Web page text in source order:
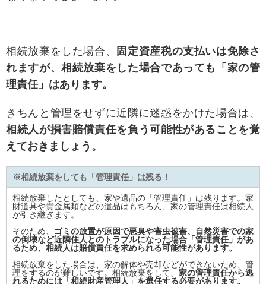
相続放棄をした場合、
固定資産税の支払いは免除さ
れますが、相続放棄をした場合であっても「家の管
理責任」はあります。
きちんと管理をせずに近隣に迷惑をかけた場合は、
相続人が損害賠償責任を負う可能性があることを覚
えておきましょう。
※相続放棄をしても「管理責任」は残る！
相続放棄したとしても、家や遺品の「管理責任」は残ります。家
財道具や貴金属類などの遺品はもちろん、家の管理責任は相続人
が引き継ぎます。
そのため、
ゴミの放置が原因で悪臭や害虫被害、自然災害での家
の倒壊など近隣住人とのトラブルになった場合「管理責任」があ
るため、相続人は賠償責任を求められる可能性があります。
相続放棄をした場合は、家の解体や売却などができないため、管
理をするのが難しいです。相続放棄をして、 家の管理責任から逃
れるためには「相続財産管理人」を選任する必要があります。